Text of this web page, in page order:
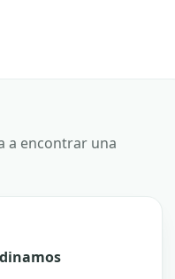
a encontrar una